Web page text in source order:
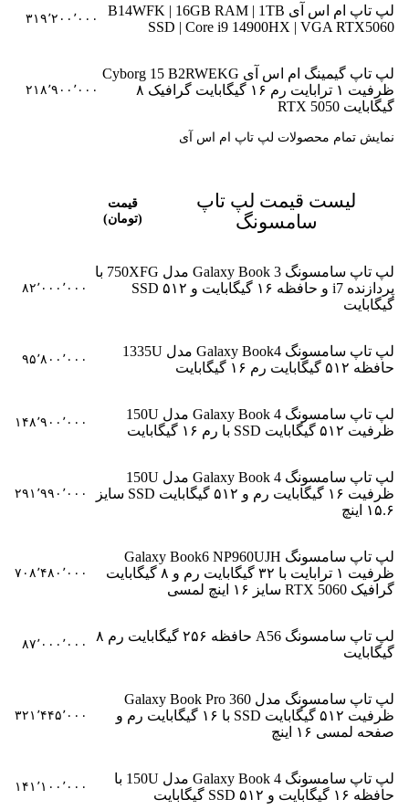
لپ تاپ ام اس آی B14WFK | 16GB RAM | 1TB
SSD | Core i9 14900HX | VGA RTX5060
۳۱۹٬۲۰۰٬۰۰۰
لپ تاپ گیمینگ ام اس آی Cyborg 15 B2RWEKG
ظرفیت ۱ ترابایت رم ۱۶ گیگابایت گرافیک ۸
گیگابایت RTX 5050
۲۱۸٬۹۰۰٬۰۰۰
نمایش تمام محصولات لپ تاپ ام اس آی
لیست قیمت لپ تاپ
سامسونگ
قیمت
(تومان)
لپ تاپ سامسونگ Galaxy Book 3 مدل 750XFG با
پردازنده i7 و حافظه ۱۶ گیگابایت و SSD ۵۱۲
گیگابایت
۸۲٬۰۰۰٬۰۰۰
لپ تاپ سامسونگ Galaxy Book4 مدل 1335U
حافظه ۵۱۲ گیگابایت رم ۱۶ گیگابایت
۹۵٬۸۰۰٬۰۰۰
لپ تاپ سامسونگ Galaxy Book 4 مدل 150U
ظرفیت ۵۱۲ گیگابایت SSD با رم ۱۶ گیگابایت
۱۴۸٬۹۰۰٬۰۰۰
لپ تاپ سامسونگ Galaxy Book 4 مدل 150U
ظرفیت ۱۶ گیگابایت رم و ۵۱۲ گیگابایت SSD سایز
۱۵.۶ اینچ
۲۹۱٬۹۹۰٬۰۰۰
لپ تاپ سامسونگ Galaxy Book6 NP960UJH
ظرفیت ۱ ترابایت با ۳۲ گیگابایت رم و ۸ گیگابایت
گرافیک RTX 5060 سایز ۱۶ اینچ لمسی
۷۰۸٬۴۸۰٬۰۰۰
لپ تاپ سامسونگ A56 حافظه ۲۵۶ گیگابایت رم ۸
گیگابایت
۸۷٬۰۰۰٬۰۰۰
لپ تاپ سامسونگ مدل Galaxy Book Pro 360
ظرفیت ۵۱۲ گیگابایت SSD با ۱۶ گیگابایت رم و
صفحه لمسی ۱۶ اینچ
۳۲۱٬۴۴۵٬۰۰۰
لپ تاپ سامسونگ Galaxy Book 4 مدل 150U با
حافظه ۱۶ گیگابایت و SSD ۵۱۲ گیگابایت
۱۴۱٬۱۰۰٬۰۰۰